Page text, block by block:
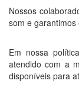
Nossos
som e
Em nossa
atendido com a
disponíveis para